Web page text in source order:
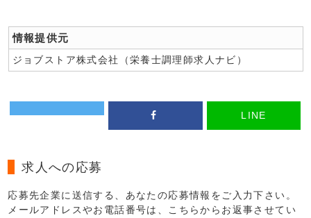
情報提供元
ジョブストア株式会社（栄養士調理師求人ナビ）
LINE
求人への応募
応募先企業に送信する、あなたの応募情報をご入力下さい。
メールアドレスやお電話番号は、こちらからお返事させてい